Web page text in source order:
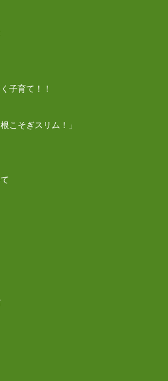
子育て！！
こそぎスリム！」